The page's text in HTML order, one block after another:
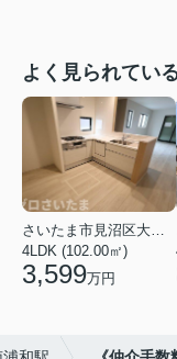
よく見られてい
さいたま市見沼区大字蓮沼
4LDK (102.00㎡)
3,599万円